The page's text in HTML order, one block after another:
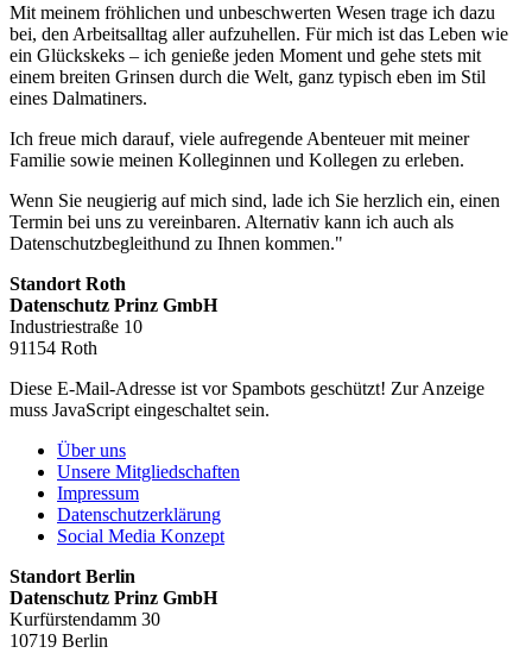
Mit meinem fröhlichen und unbeschwerten Wesen trage ich dazu
bei, den Arbeitsalltag aller aufzuhellen. Für mich ist das Leben wie
ein Glückskeks – ich genieße jeden Moment und gehe stets mit
einem breiten Grinsen durch die Welt, ganz typisch eben im Stil
eines Dalmatiners.
Ich freue mich darauf, viele aufregende Abenteuer mit meiner
Familie sowie meinen Kolleginnen und Kollegen zu erleben.
Wenn Sie neugierig auf mich sind, lade ich Sie herzlich ein, einen
Termin bei uns zu vereinbaren. Alternativ kann ich auch als
Datenschutzbegleithund zu Ihnen kommen."
Standort Roth
Datenschutz Prinz GmbH
Industriestraße 10
91154 Roth
Diese E-Mail-Adresse ist vor Spambots geschützt! Zur Anzeige
muss JavaScript eingeschaltet sein.
Über uns
Unsere Mitgliedschaften
Impressum
Datenschutzerklärung
Social Media Konzept
Standort Berlin
Datenschutz Prinz GmbH
Kurfürstendamm 30
10719 Berlin